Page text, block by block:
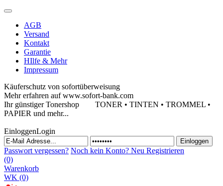
AGB
Versand
Kontakt
Garantie
HIlfe & Mehr
Impressum
Käuferschutz von sofortüberweisung
Mehr erfahren auf www.sofort-bank.com
Ihr günstiger Tonershop TONER • TINTEN • TROMMEL •
PAPIER und mehr...
EinloggenLogin
Passwort vergessen? Noch kein Konto? Neu Registrieren
(0)
Warenkorb
WK (0)